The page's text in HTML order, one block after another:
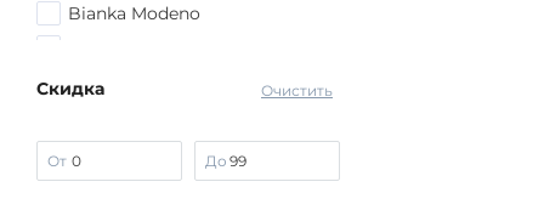
Bianka Modeno
Frida Collection
Kazee
Lomara
Очистить
Скидка
От До